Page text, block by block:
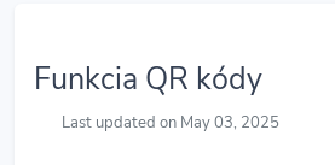
Funkcia QR kódy
Last updated on May 03, 2025